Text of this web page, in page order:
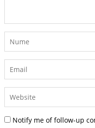
Notify me of follow-up